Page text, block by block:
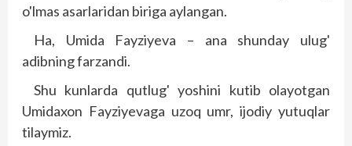
o'lmas asarlaridan biriga aylangan.
Ha, Umida Fayziyeva – ana shunday ulug'
adibning farzandi.
Shu kunlarda qutlug' yoshini kutib olayotgan
Umidaxon Fayziyevaga uzoq umr, ijodiy yutuqlar
tilaymiz.